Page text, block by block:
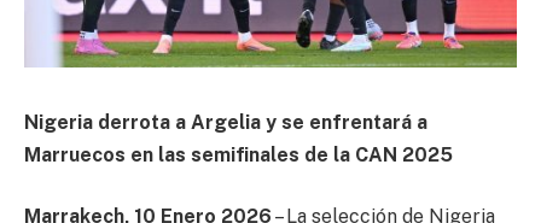
Nigeria derrota a Argelia y se enfrentará a
Marruecos en las semifinales de la CAN 2025
Marrakech, 10 Enero 2026 – La selección de Nigeria